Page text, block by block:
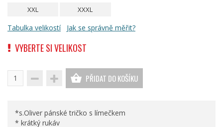
XXL XXXL
Tabulka velikostí Jak se správně měřit?
VYBERTE SI VELIKOST
PŘIDAT DO KOŠÍKU
*s.Oliver pánské tričko s límečkem
* krátký rukáv